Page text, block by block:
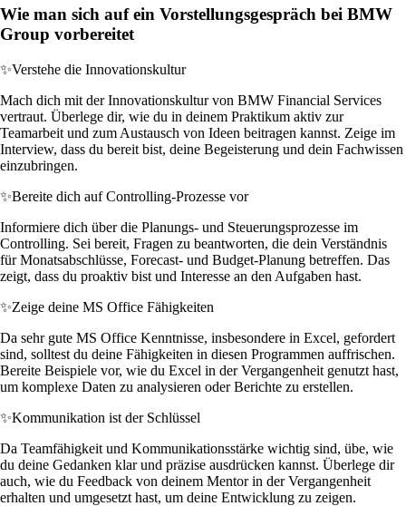
Wie man sich auf ein Vorstellungsgespräch bei BMW
Group vorbereitet
✨Verstehe die Innovationskultur
Mach dich mit der Innovationskultur von BMW Financial Services
vertraut. Überlege dir, wie du in deinem Praktikum aktiv zur
Teamarbeit und zum Austausch von Ideen beitragen kannst. Zeige im
Interview, dass du bereit bist, deine Begeisterung und dein Fachwissen
einzubringen.
✨Bereite dich auf Controlling-Prozesse vor
Informiere dich über die Planungs- und Steuerungsprozesse im
Controlling. Sei bereit, Fragen zu beantworten, die dein Verständnis
für Monatsabschlüsse, Forecast- und Budget-Planung betreffen. Das
zeigt, dass du proaktiv bist und Interesse an den Aufgaben hast.
✨Zeige deine MS Office Fähigkeiten
Da sehr gute MS Office Kenntnisse, insbesondere in Excel, gefordert
sind, solltest du deine Fähigkeiten in diesen Programmen auffrischen.
Bereite Beispiele vor, wie du Excel in der Vergangenheit genutzt hast,
um komplexe Daten zu analysieren oder Berichte zu erstellen.
✨Kommunikation ist der Schlüssel
Da Teamfähigkeit und Kommunikationsstärke wichtig sind, übe, wie
du deine Gedanken klar und präzise ausdrücken kannst. Überlege dir
auch, wie du Feedback von deinem Mentor in der Vergangenheit
erhalten und umgesetzt hast, um deine Entwicklung zu zeigen.